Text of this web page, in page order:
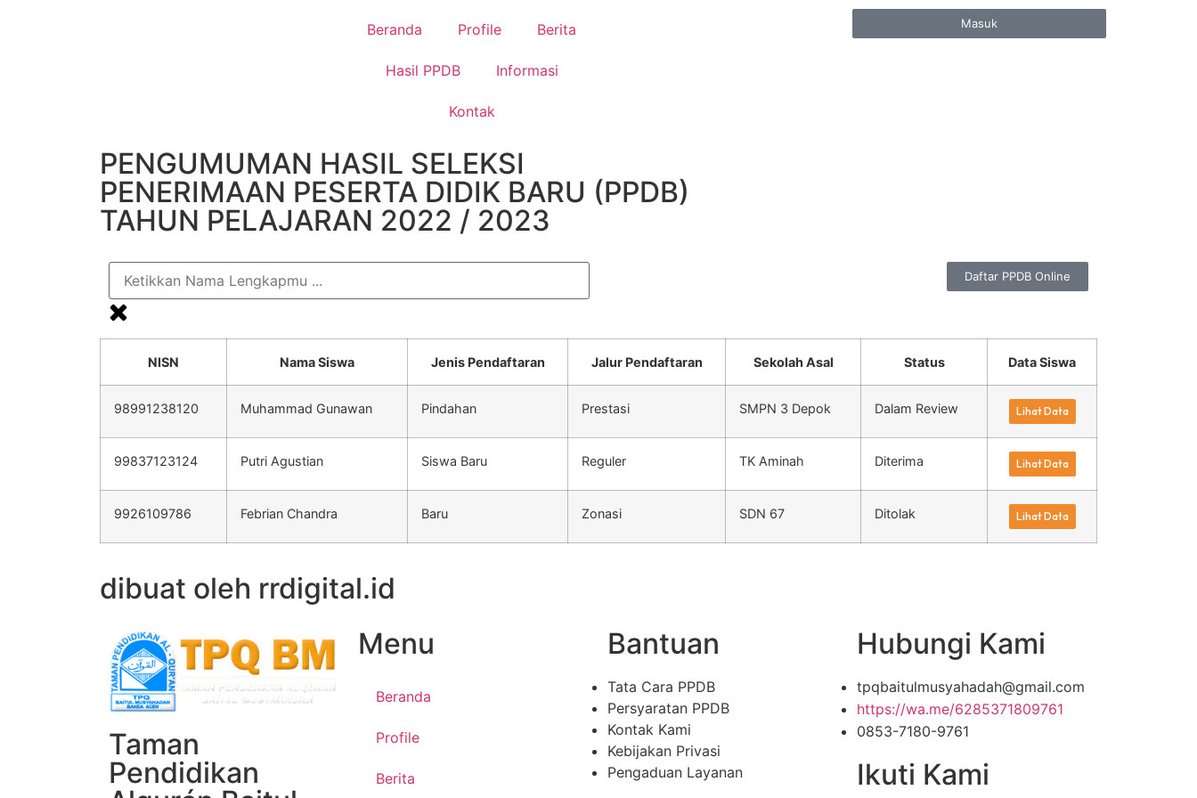
Beranda Profile Berita
Hasil PPDB Informasi
Kontak
Masuk
PENGUMUMAN HASIL SELEKSI
PENERIMAAN PESERTA DIDIK BARU (PPDB)
TAHUN PELAJARAN 2022 / 2023
Daftar PPDB Online
NISN Nama Siswa Jenis Pendaftaran Jalur Pendaftaran Sekolah Asal Status Data Siswa
98991238120 Muhammad Gunawan Pindahan Prestasi SMPN 3 Depok Dalam Review Lihat Data
99837123124 Putri Agustian Siswa Baru Reguler TK Aminah Diterima Lihat Data
9926109786 Febrian Chandra Baru Zonasi SDN 67 Ditolak Lihat Data
dibuat oleh rrdigital.id
Taman
Pendidikan
Menu
Beranda
Profile
Berita
Bantuan
Tata Cara PPDB
Persyaratan PPDB
Kontak Kami
Kebijakan Privasi
Pengaduan Layanan
Hubungi Kami
tpqbaitulmusyahadah@gmail.com
https://wa.me/6285371809761
0853-7180-9761
Ikuti Kami